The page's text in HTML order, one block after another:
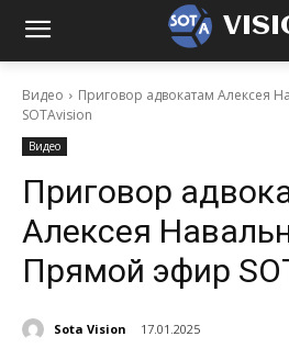
Видео
Приговор адвокатам Алексея
SOTAvision
Видео
Приговор
Алексея
Прямой эфир
Sota Vision 17.01.2025